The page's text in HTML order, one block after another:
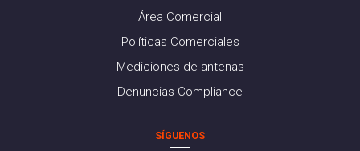
Área Comercial
Políticas Comerciales
Mediciones de antenas
Denuncias Compliance
SÍGUENOS